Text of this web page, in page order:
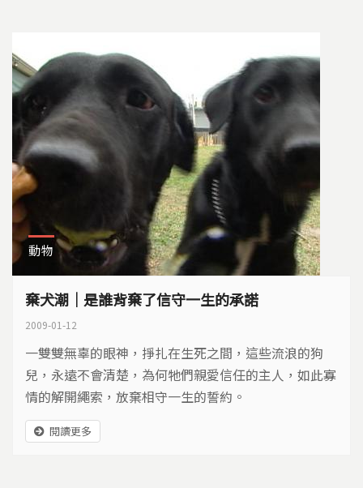
動物
棄犬潮｜是誰背棄了信守一生的承諾
2009-01-12
一雙雙無辜的眼神，掙扎在生死之間，這些流浪的狗
兒，永遠不會清楚，為何牠們親愛信任的主人，如此寡
情的解開繩索，放棄相守一生的誓約。
閱讀更多